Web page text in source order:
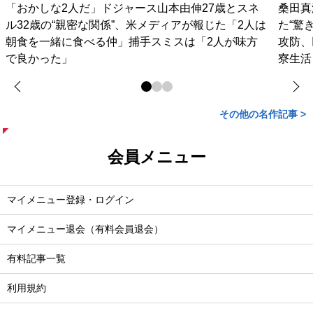
「おかしな2人だ」ドジャース山本由伸27歳とスネ
ル32歳の“親密な関係”、米メディアが報じた「2人は
朝食を一緒に食べる仲」捕手スミスは「2人が味方
で良かった」
桑田
た“驚
攻防
寮生活
その他の名作記事 >
会員メニュー
マイメニュー登録・ログイン
マイメニュー退会（有料会員退会）
有料記事一覧
利用規約